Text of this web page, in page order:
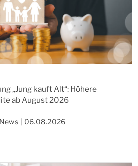
„Jung kauft Alt“: Höhere
ab August 2026
News | 06.08.2026